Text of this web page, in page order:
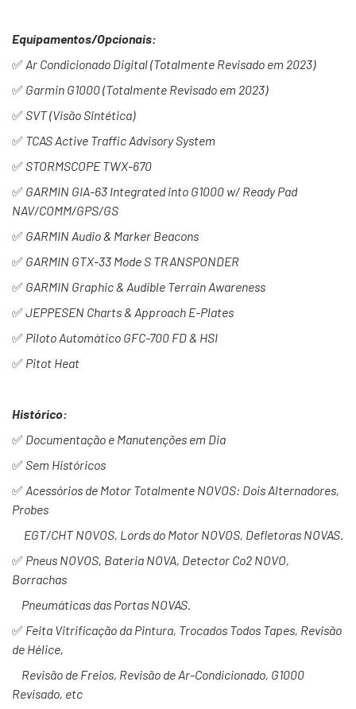
Equipamentos/Opcionais:
✅ Ar Condicionado Digital (Totalmente Revisado em 2023)
✅ Garmin G1000 (Totalmente Revisado em 2023)
✅ SVT (Visão Sintética)
✅ TCAS Active Traffic Advisory System
✅ STORMSCOPE TWX-670
✅ GARMIN GIA-63 Integrated into G1000 w/ Ready Pad
NAV/COMM/GPS/GS
✅ GARMIN Audio & Marker Beacons
✅ GARMIN GTX-33 Mode S TRANSPONDER
✅ GARMIN Graphic & Audible Terrain Awareness
✅ JEPPESEN Charts & Approach E-Plates
✅ Piloto Automático GFC-700 FD & HSI
✅ Pitot Heat
Histórico:
✅ Documentação e Manutenções em Dia
✅ Sem Históricos
✅ Acessórios de Motor Totalmente NOVOS: Dois Alternadores,
Probes
EGT/CHT NOVOS, Lords do Motor NOVOS, Defletoras NOVAS.
✅ Pneus NOVOS, Bateria NOVA, Detector Co2 NOVO,
Borrachas
Pneumáticas das Portas NOVAS.
✅ Feita Vitrificação da Pintura, Trocados Todos Tapes, Revisão
de Hélice,
Revisão de Freios, Revisão de Ar-Condicionado, G1000
Revisado, etc